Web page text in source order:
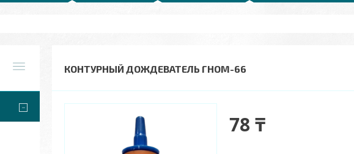
КОНТУРНЫЙ ДОЖДЕВАТЕЛЬ ГНОМ-66
78 ₸